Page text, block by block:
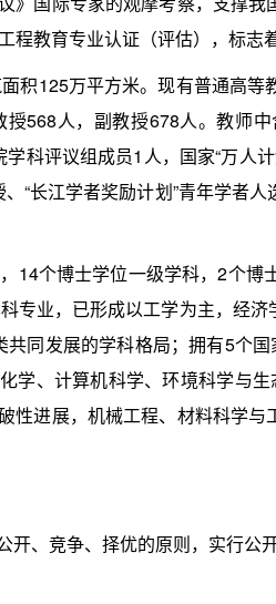
程教育专业认证（评估），标志
125万平方米。现有普通高等
568人，副教授678人。教师
科评议组成员1人，国家“万人
“长江学者奖励计划”青年学者
个博士学位一级学科，2个博
专业，已形成以工学为主，经济
同发展的学科格局；拥有5个
学、计算机科学、环境科学与
性进展，机械工程、材料科学
、竞争、择优的原则，实行公开